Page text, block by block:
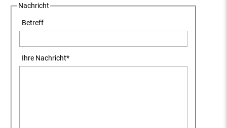
Nachricht
Betreff
Ihre Nachricht*